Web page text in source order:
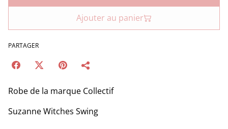
Ajouter au panier
PARTAGER
Robe de la marque Collectif
Suzanne Witches Swing